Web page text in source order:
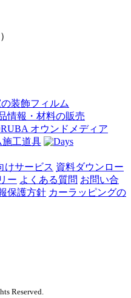
けサービス 資料ダウンロー
ー よくある質問 お問い合
保護方針 カーラッピングの
Reserved.